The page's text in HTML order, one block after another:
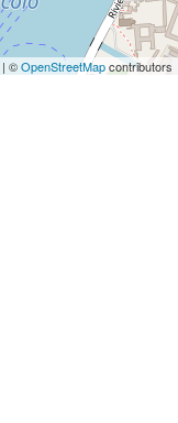
| ©OpenStreetMapcontributors